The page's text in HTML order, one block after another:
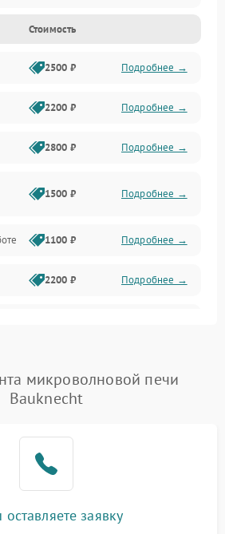
элементы
Стоимость
2500 ₽ Подробнее →
2200 ₽ Подробнее →
2800 ₽ Подробнее →
1500 ₽ Подробнее →
1100 ₽ Подробнее →
2200 ₽ Подробнее →
Подробнее →
2400 ₽ Подробнее →
микроволновой печи
Bauknecht
заявку